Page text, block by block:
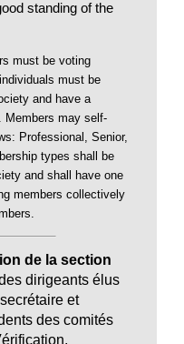
standing of the
must be voting
must be
and have a
Members may self-
Professional, Senior,
types shall be
and shall have one
members collectively
de la section
dirigeants élus
et
des comités